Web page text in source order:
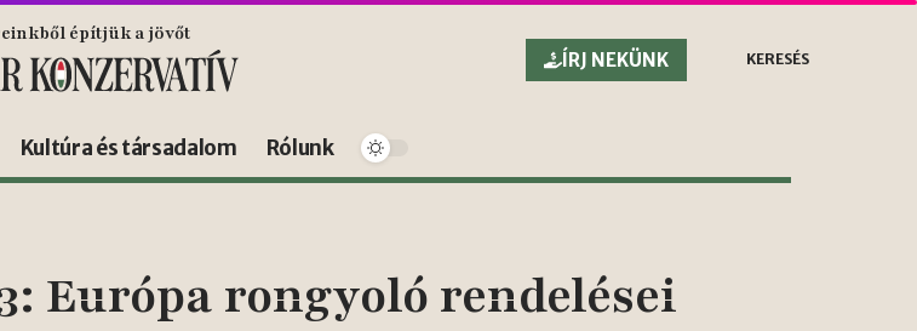
építjük a jövőt
ÍRJ NEKÜNK
KERESÉS
Kultúra és társadalom Rólunk
Európa rongyoló rendelései